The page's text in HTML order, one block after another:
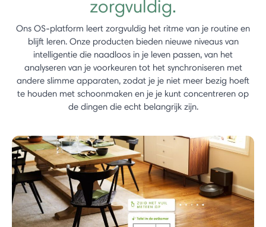
zorgvuldig.
Ons OS-platform leert zorgvuldig het ritme van je routine en
blijft leren. Onze producten bieden nieuwe niveaus van
intelligentie die naadloos in je leven passen, van het
analyseren van je voorkeuren tot het synchroniseren met
andere slimme apparaten, zodat je je niet meer bezig hoeft
te houden met schoonmaken en je je kunt concentreren op
de dingen die echt belangrijk zijn.